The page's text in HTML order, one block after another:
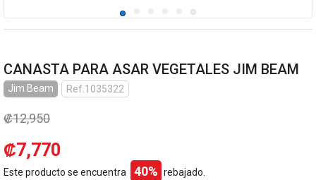
CANASTA PARA ASAR VEGETALES JIM BEAM
Jim Beam Ref.1035322
₡12,950
₡7,770
Este producto se encuentra 40% rebajado.